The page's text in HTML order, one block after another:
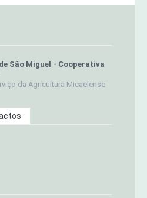
São Miguel - Cooperativa
da Agricultura Micaelense